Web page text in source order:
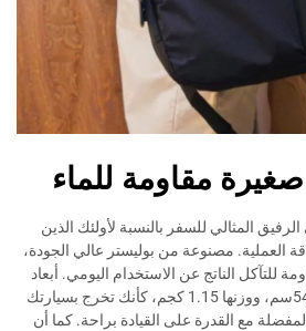
للماء
للسفر بالنسبة لأولئك الذين
من بوليستر عالي الجودة،
عن الاستخدام اليومي. أبعاد
الحقيبة 33سم × 21سم × 54سم، ووزنها 1.15 كجم، كأنك تخرج بسيارتك
على القيادة براحة. كما أن